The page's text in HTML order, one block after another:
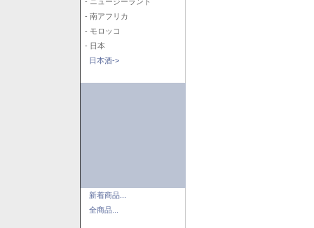
- 南アフリカ
- モロッコ
- 日本
日本酒->
新着商品...
全商品...